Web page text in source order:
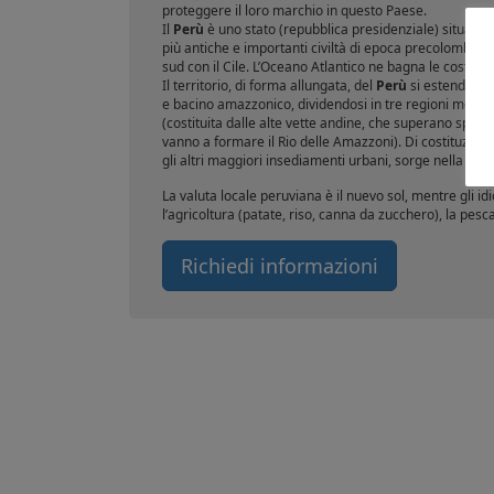
proteggere il loro marchio in questo Paese.
Il Perù è uno stato (repubblica presidenziale) situato
più antiche e importanti civiltà di epoca
sud con il Cile. L’Oceano Atlantico ne bagna le coste
Il territorio, di forma allungata, del Perù si estende
e bacino amazzonico, dividendosi in tre regioni
(costituita dalle alte vette andine, che superano
vanno a formare il Rio delle Amazzoni). Di
gli altri maggiori insediamenti urbani, sorge nella zona
La valuta locale peruviana è il nuevo sol, mentre gli
l’agricoltura (patate, riso, canna da zucchero), la
Richiedi informazioni